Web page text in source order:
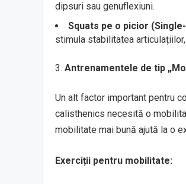
dipsuri sau genuflexiuni.
Squats pe o picior
stimula stabilitatea
Antrenamentele de tip
Un alt factor important pentru
calisthenics necesită o
mobilitate mai bună ajută la o
Exerciții pentru mobilitate: